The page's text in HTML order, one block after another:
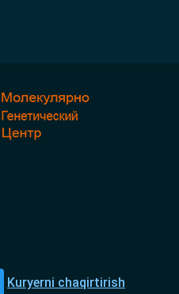
Kuryerni chaqirtirish